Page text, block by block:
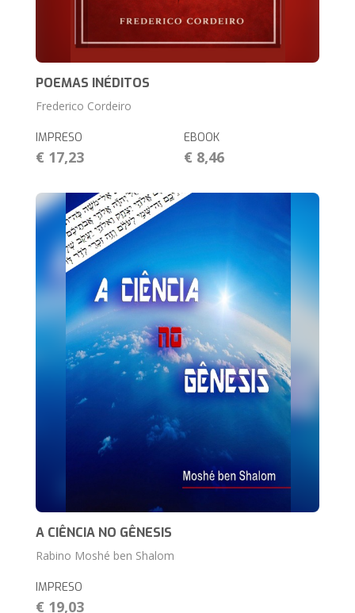
POEMAS INÉDITOS
Frederico Cordeiro
IMPRESO
€ 17,23
EBOOK
€ 8,46
A CIÊNCIA NO GÊNESIS
Rabino Moshé ben Shalom
IMPRESO
€ 19,03